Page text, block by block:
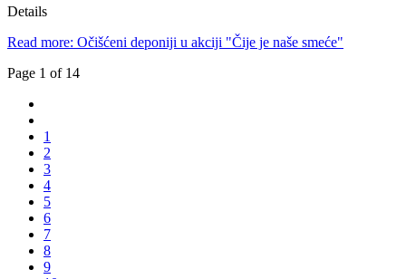
Details
Read more: Očišćeni deponiji u akciji "Čije je naše smeće"
Page 1 of 14
1
2
3
4
5
6
7
8
9